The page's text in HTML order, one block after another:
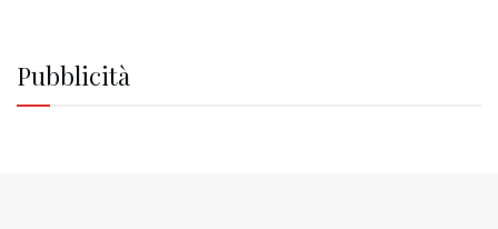
Pubblicità